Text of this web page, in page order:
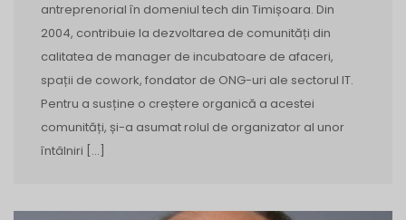
antreprenorial în domeniul tech din Timișoara. Din
2004, contribuie la dezvoltarea de comunități din
calitatea de manager de incubatoare de afaceri,
spații de cowork, fondator de ONG-uri ale sectorul IT.
Pentru a susține o creștere organică a acestei
comunități, și-a asumat rolul de organizator al unor
întâlniri […]